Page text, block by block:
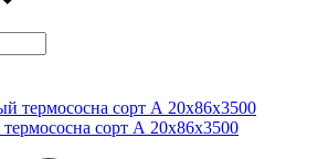
сорт А 20х86х3500